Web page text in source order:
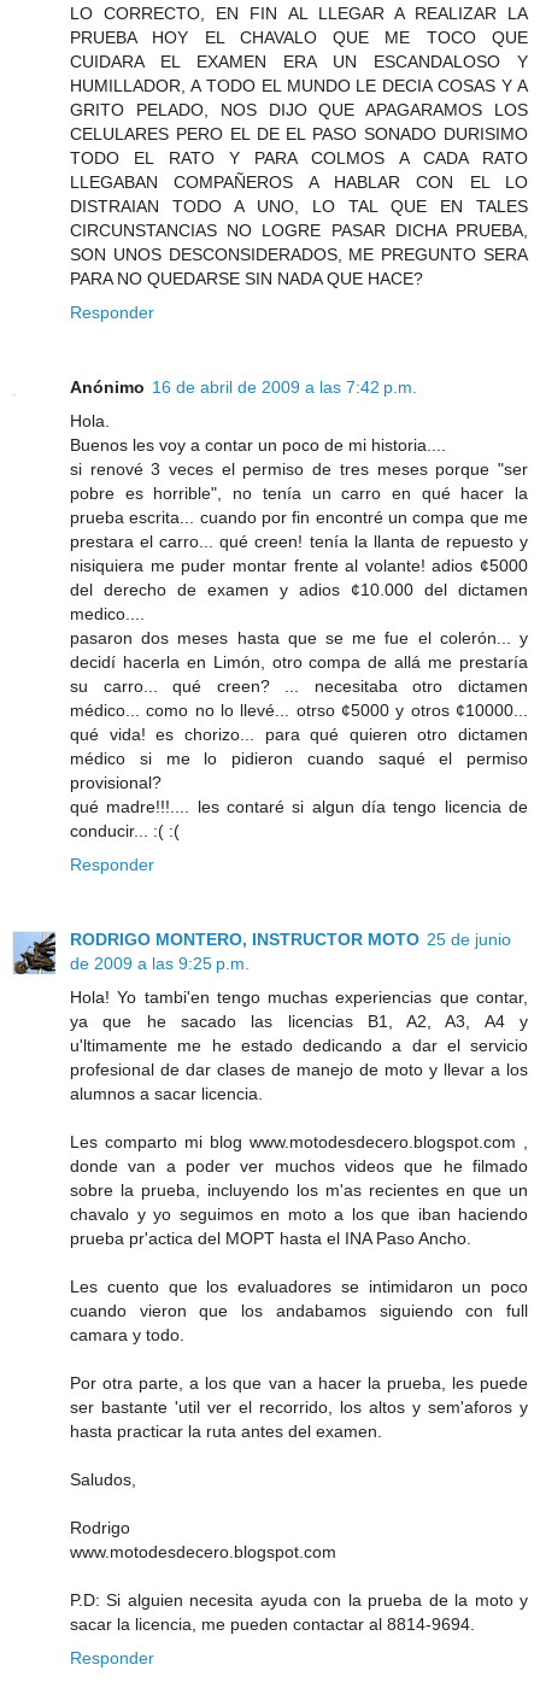
LO CORRECTO, EN FIN AL LLEGAR A REALIZAR LA
PRUEBA HOY EL CHAVALO QUE ME TOCO QUE
CUIDARA EL EXAMEN ERA UN ESCANDALOSO Y
HUMILLADOR, A TODO EL MUNDO LE DECIA COSAS Y A
GRITO PELADO, NOS DIJO QUE APAGARAMOS LOS
CELULARES PERO EL DE EL PASO SONADO DURISIMO
TODO EL RATO Y PARA COLMOS A CADA RATO
LLEGABAN COMPAÑEROS A HABLAR CON EL LO
DISTRAIAN TODO A UNO, LO TAL QUE EN TALES
CIRCUNSTANCIAS NO LOGRE PASAR DICHA PRUEBA,
SON UNOS DESCONSIDERADOS, ME PREGUNTO SERA
PARA NO QUEDARSE SIN NADA QUE HACE?
Responder
Anónimo 16 de abril de 2009 a las 7:42 p.m.
Hola.
Buenos les voy a contar un poco de mi historia....
si renové 3 veces el permiso de tres meses porque "ser
pobre es horrible", no tenía un carro en qué hacer la
prueba escrita... cuando por fin encontré un compa que me
prestara el carro... qué creen! tenía la llanta de repuesto y
nisiquiera me puder montar frente al volante! adios ¢5000
del derecho de examen y adios ¢10.000 del dictamen
medico....
pasaron dos meses hasta que se me fue el colerón... y
decidí hacerla en Limón, otro compa de allá me prestaría
su carro... qué creen? ... necesitaba otro dictamen
médico... como no lo llevé... otrso ¢5000 y otros ¢10000...
qué vida! es chorizo... para qué quieren otro dictamen
médico si me lo pidieron cuando saqué el permiso
provisional?
qué madre!!!.... les contaré si algun día tengo licencia de
conducir... :( :(
Responder
RODRIGO MONTERO, INSTRUCTOR MOTO 25 de junio
de 2009 a las 9:25 p.m.
Hola! Yo tambi'en tengo muchas experiencias que contar,
ya que he sacado las licencias B1, A2, A3, A4 y
u'ltimamente me he estado dedicando a dar el servicio
profesional de dar clases de manejo de moto y llevar a los
alumnos a sacar licencia.
Les comparto mi blog www.motodesdecero.blogspot.com ,
donde van a poder ver muchos videos que he filmado
sobre la prueba, incluyendo los m'as recientes en que un
chavalo y yo seguimos en moto a los que iban haciendo
prueba pr'actica del MOPT hasta el INA Paso Ancho.
Les cuento que los evaluadores se intimidaron un poco
cuando vieron que los andabamos siguiendo con full
camara y todo.
Por otra parte, a los que van a hacer la prueba, les puede
ser bastante 'util ver el recorrido, los altos y sem'aforos y
hasta practicar la ruta antes del examen.
Saludos,
Rodrigo
www.motodesdecero.blogspot.com
P.D: Si alguien necesita ayuda con la prueba de la moto y
sacar la licencia, me pueden contactar al 8814-9694.
Responder